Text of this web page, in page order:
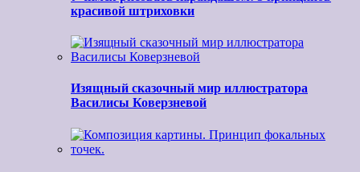
красивой штриховки
Изящный сказочный мир иллюстратора
Василисы Коверзневой